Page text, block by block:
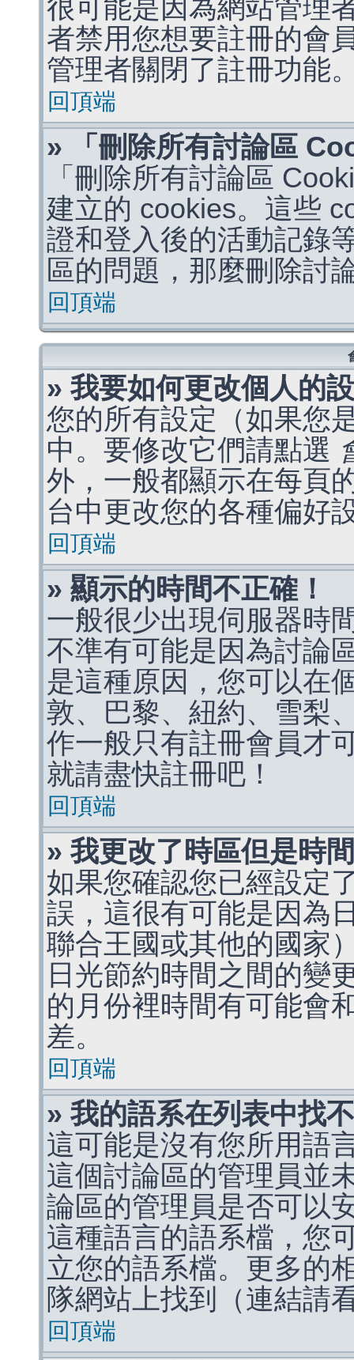
很可能是因為網站管理
者禁用您想要註冊的會
管理者關閉了註冊功能
回頂端
» 「刪除所有討論區
「刪除所有討論區
建立的 cookies。這些
證和登入後的活動記錄
區的問題，那麼刪除討
回頂端
» 我要如何更改個人的
您的所有設定（如果您
中。要修改它們請點選
外，一般都顯示在每頁
台中更改您的各種偏好
回頂端
» 顯示的時間不正確！
一般很少出現伺服器時
不準有可能是因為討論
是這種原因，您可以在
敦、巴黎、紐約、雪梨
作一般只有註冊會員才
就請盡快註冊吧！
回頂端
» 我更改了時區但是時
如果您確認您已經設定
誤，這很有可能是因為
聯合王國或其他的國家
日光節約時間之間的變
的月份裡時間有可能會
差。
回頂端
» 我的語系在列表中找
這可能是沒有您所用語
這個討論區的管理員並
論區的管理員是否可以
這種語言的語系檔，您
立您的語系檔。更多的
隊網站上找到（連結請
回頂端